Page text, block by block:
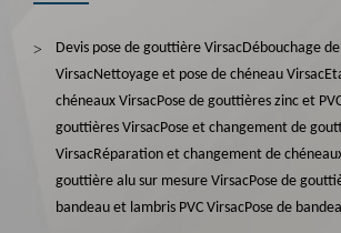
Devis pose de gouttière VirsacDébouchage
VirsacNettoyage et pose de chéneau Virsac
chéneaux VirsacPose de gouttières zinc et
gouttières VirsacPose et changement de
VirsacRéparation et changement de
gouttière alu sur mesure VirsacPose de
bandeau et lambris PVC VirsacPose de